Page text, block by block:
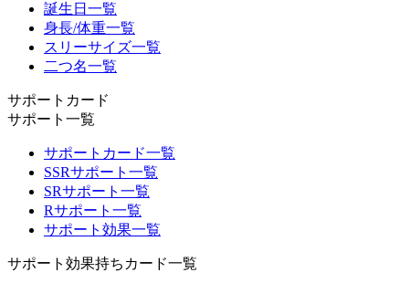
誕生日一覧
身長/体重一覧
スリーサイズ一覧
二つ名一覧
サポートカード
サポート一覧
サポートカード一覧
SSRサポート一覧
SRサポート一覧
Rサポート一覧
サポート効果一覧
サポート効果持ちカード一覧